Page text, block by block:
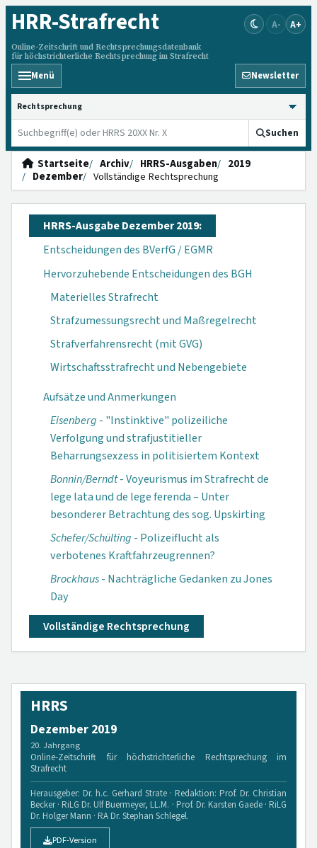
HRR-Strafrecht
Online-Zeitschrift und Rechtsprechungsdatenbank
für höchstrichterliche Rechtsprechung im Strafrecht
A- A+
Menü Newsletter
HRRS durchsuchen
Suchen
Startseite Archiv HRRS-Ausgaben
2019
Dezember
Vollständige Rechtsprechung
HRRS-Ausgabe Dezember 2019:
Entscheidungen des BVerfG / EGMR
Hervorzuhebende Entscheidungen des BGH
Materielles Strafrecht
Strafzumessungsrecht und Maßregelrecht
Strafverfahrensrecht (mit GVG)
Wirtschaftsstrafrecht und Nebengebiete
Aufsätze und Anmerkungen
Eisenberg - "Instinktive" polizeiliche
Verfolgung und strafjustitieller
Beharrungsexzess in politisiertem Kontext
Bonnin/Berndt- Voyeurismus im Strafrecht de
lege lata und de lege ferenda – Unter
besonderer Betrachtung des sog. Upskirting
Schefer/Schülting - Polizeiflucht als
verbotenes Kraftfahrzeugrennen?
Brockhaus- Nachträgliche Gedanken zu Jones
Day
Vollständige Rechtsprechung
HRRS
Dezember 2019
20. Jahrgang
Online-Zeitschrift für höchstrichterliche Rechtsprechung im
Strafrecht
Herausgeber: Dr. h.c. Gerhard Strate · Redaktion: Prof. Dr. Christian
Becker · RiLG Dr. Ulf Buermeyer, LL.M. · Prof. Dr. Karsten Gaede · RiLG
Dr. Holger Mann · RA Dr. Stephan Schlegel.
PDF-Version